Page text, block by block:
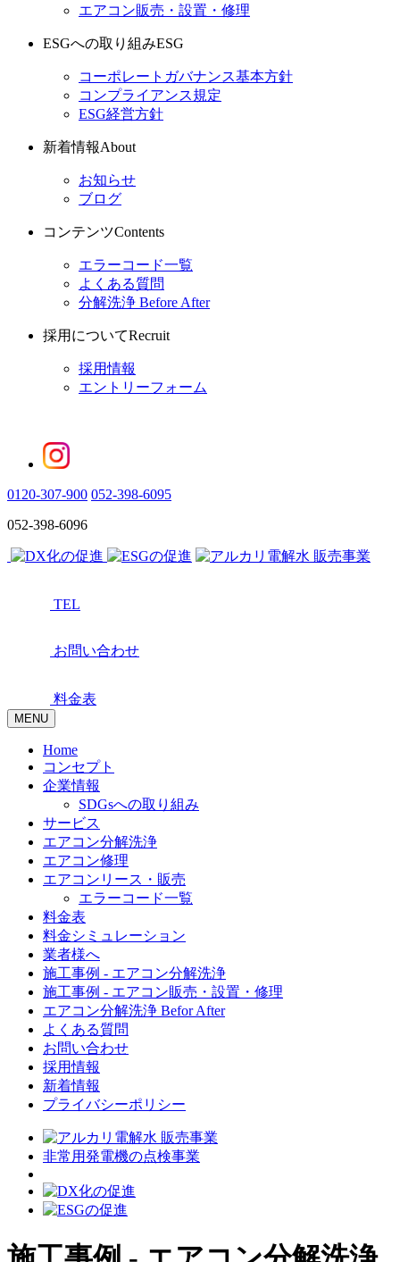
エアコン販売・設置・修理
ESGへの取り組みESG
コーポレートガバナンス基本方針
コンプライアンス規定
ESG経営方針
新着情報About
お知らせ
ブログ
コンテンツContents
エラーコード一覧
よくある質問
分解洗浄 Before After
採用についてRecruit
採用情報
エントリーフォーム
0120-307-900 052-398-6095
052-398-6096
TEL
お問い合わせ
料金表
MENU
Home
コンセプト
企業情報
SDGsへの取り組み
サービス
エアコン分解洗浄
エアコン修理
エアコンリース・販売
エラーコード一覧
料金表
料金シミュレーション
業者様へ
施工事例 - エアコン分解洗浄
施工事例 - エアコン販売・設置・修理
エアコン分解洗浄 Befor After
よくある質問
お問い合わせ
採用情報
新着情報
プライバシーポリシー
非常用発電機の点検事業